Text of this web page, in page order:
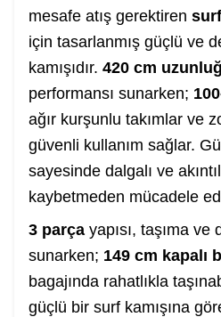
mesafe atış gerektiren
için tasarlanmış güçlü ve
kamışıdır. 420 cm
performansı sunarken;
ağır kurşunlu takımlar ve
güvenli kullanım sağlar.
sayesinde dalgalı ve
kaybetmeden mücadele
3 parça yapısı, taşıma
sunarken; 149 cm kapalı
bagajında rahatlıkla
güçlü bir surf kamışına